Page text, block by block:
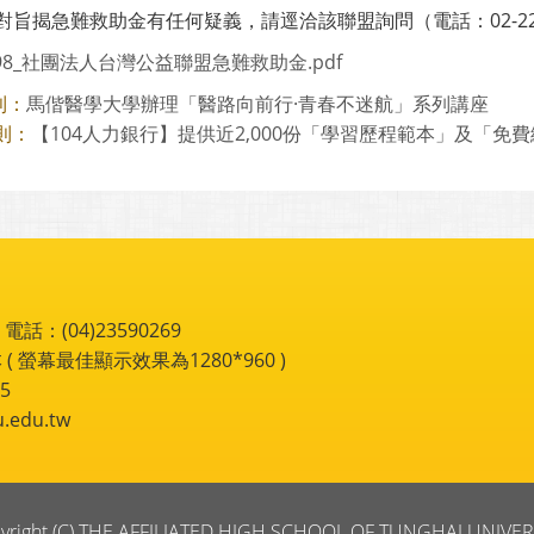
旨揭急難救助金有任何疑義，請逕洽該聯盟詢問（電話：02-
社團法人台灣公益聯盟急難救助金.pdf
馬偕醫學大學辦理「醫路向前行·青春不迷航」系列講座
： 【104人力銀行】提供近2,000份「學習歷程範本」及「免
話：(04)23590269
螢幕最佳顯示效果為1280*960 )